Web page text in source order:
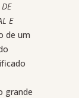
E
de um
grande